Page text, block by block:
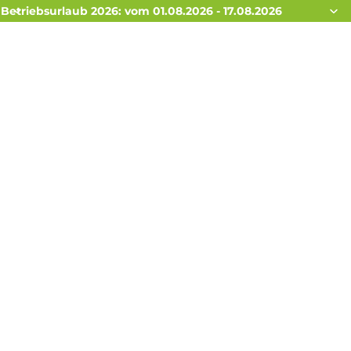
Betriebsurlaub 2026: vom 01.08.2026 - 17.08.2026